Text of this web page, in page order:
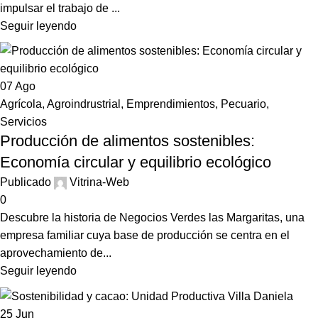
impulsar el trabajo de ...
Seguir leyendo
07Ago
Agrícola, Agroindrustrial , Emprendimientos, Pecuario,
Servicios
Producción de alimentos sostenibles:
Economía circular y equilibrio ecológico
Publicado
Vitrina-Web
0
Descubre la historia de Negocios Verdes las Margaritas, una
empresa familiar cuya base de producción se centra en el
aprovechamiento de...
Seguir leyendo
25 Jun